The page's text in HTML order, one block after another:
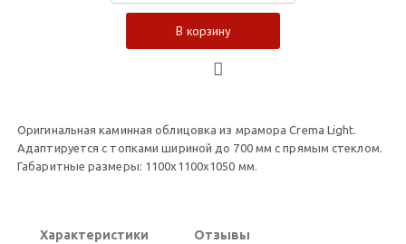
В корзину
Оригинальная каминная облицовка из мрамора Crema Light.
Адаптируется с топками шириной до 700 мм с прямым стеклом.
Габаритные размеры: 1100x1100x1050 мм.
Характеристики Отзывы